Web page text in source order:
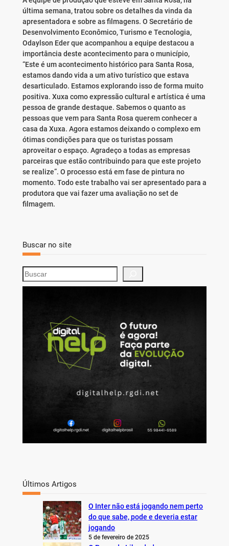
última semana, tratou sobre os detalhes da vinda da
apresentadora e sobre as filmagens. O Secretário de
Desenvolvimento Econômico, Turismo e Tecnologia,
Odaylson Eder que acompanhou a equipe destacou a
importância deste acontecimento para o município,
“Este é um acontecimento histórico para Santa Rosa,
estamos dando vida a um ativo turístico que estava
desarticulado. Estamos explorando isso de forma muito
positiva. Xuxa como expressão cultural e artística é uma
pessoa de grande destaque. Sabemos o quanto as
pessoas que vem para Santa Rosa querem conhecer a
casa da Xuxa. Agora estamos deixando o complexo em
ótimas condições para que os turistas possam
aproveitar o espaço. Agradeço a todas as empresas
parceiras que estão contribuindo para que este projeto
se realize”. O processo está em fase de pintura no
momento. Todo este trabalho vai ser apresentado para a
produtora que vai fazer uma avaliação no set de
filmagem.
Buscar no site
S
e
Últimos Artigos
O Inter não está jogando nem perto
do que sabe, pode e deveria estar
jogando
5 de fevereiro de 2025